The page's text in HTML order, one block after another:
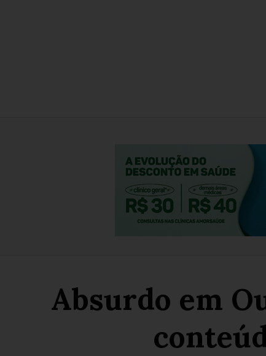
Absurdo em